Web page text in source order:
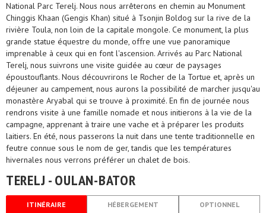
National Parc Terelj. Nous nous arrêterons en chemin au Monument
Chinggis Khaan (Gengis Khan) situé à Tsonjin Boldog sur la rive de la
rivière Toula, non loin de la capitale mongole. Ce monument, la plus
grande statue équestre du monde, offre une vue panoramique
imprenable à ceux qui en font l'ascension. Arrivés au Parc National
Terelj, nous suivrons une visite guidée au cœur de paysages
époustouflants. Nous découvrirons le Rocher de la Tortue et, après un
déjeuner au campement, nous aurons la possibilité de marcher jusqu'au
monastère Aryabal qui se trouve à proximité. En fin de journée nous
rendrons visite à une famille nomade et nous initierons à la vie de la
campagne, apprenant à traire une vache et à préparer les produits
laitiers. En été, nous passerons la nuit dans une tente traditionnelle en
feutre connue sous le nom de ger, tandis que les températures
hivernales nous verrons préférer un chalet de bois.
TERELJ - OULAN-BATOR
ITINÉRAIRE HÉBERGEMENT OPTIONNEL